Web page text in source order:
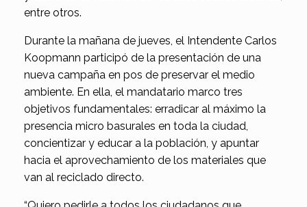
entre otros.
Durante la mañana de jueves, el Intendente Carlos
Koopmann participó de la presentación de una
nueva campaña en pos de preservar el medio
ambiente. En ella, el mandatario marco tres
objetivos fundamentales: erradicar al máximo la
presencia micro basurales en toda la ciudad,
concientizar y educar a la población, y apuntar
hacia el aprovechamiento de los materiales que
van al reciclado directo.